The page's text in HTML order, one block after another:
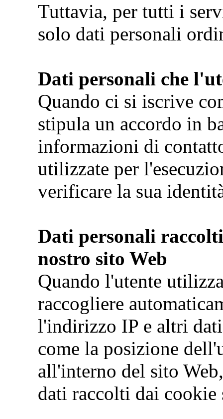
Tuttavia, per tutti i
solo dati personali
Dati personali che
Quando ci si iscrive
stipula un accordo in
informazioni di
utilizzate per
verificare la sua
Dati personali
nostro sito Web
Quando l'utente
raccogliere
l'indirizzo IP e altri
come la posizione
all'interno del sito
dati raccolti dai